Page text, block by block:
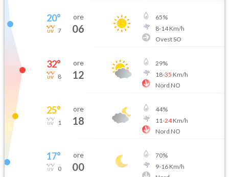
20°
7
ore
06
65%
8-14Km/h
Ovest SO
32°
8
ore
12
29%
18-35 Km/h
Nord NO
25°
1
ore
18
44%
11-24Km/h
Nord NO
17°
0
ore
00
70%
9-16Km/h